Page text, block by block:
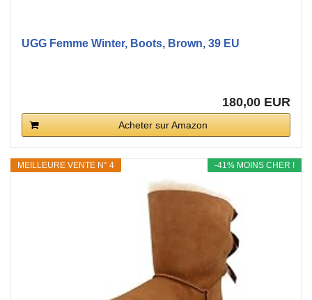
UGG Femme Winter, Boots, Brown, 39 EU
180,00 EUR
Acheter sur Amazon
-41% MOINS CHER !
MEILLEURE VENTE N° 4